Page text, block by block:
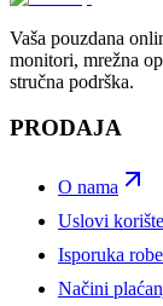
Vaša pouzdana
monitori, mrežna
stručna podrška.
PRODAJA
O nama
Uslovi
Isporuka robe
Načini